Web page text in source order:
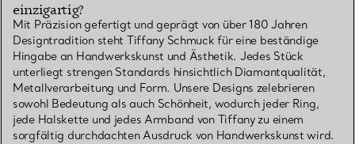
einzigartig?
Mit Präzision gefertigt und geprägt von über 180 Jahren
Designtradition steht Tiffany Schmuck für eine beständige
Hingabe an Handwerkskunst und Ästhetik. Jedes Stück
unterliegt strengen Standards hinsichtlich Diamantqualität,
Metallverarbeitung und Form. Unsere Designs zelebrieren
sowohl Bedeutung als auch Schönheit, wodurch jeder Ring,
jede Halskette und jedes Armband von Tiffany zu einem
sorgfältig durchdachten Ausdruck von Handwerkskunst wird.